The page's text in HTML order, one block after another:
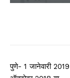
पुणे- 1 जानेवारी